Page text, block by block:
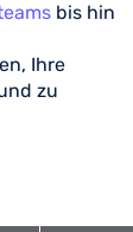
bis hin
Ihre
zu